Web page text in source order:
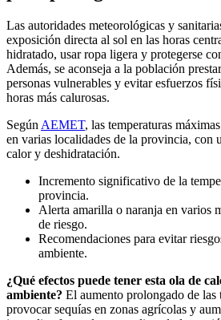
Las autoridades meteorológicas y
exposición directa al sol en las horas
hidratado, usar ropa ligera y protegerse
Además, se aconseja a la población
personas vulnerables y evitar esfuerzos
horas más calurosas.
Según AEMET, las temperaturas
en varias localidades de la provincia, con
calor y deshidratación.
Incremento significativo de la
provincia.
Alerta amarilla o naranja en varios
de riesgo.
Recomendaciones para evitar
ambiente.
¿Qué efectos puede tener esta ola de
ambiente? El aumento prolongado de las
provocar sequías en zonas agrícolas y